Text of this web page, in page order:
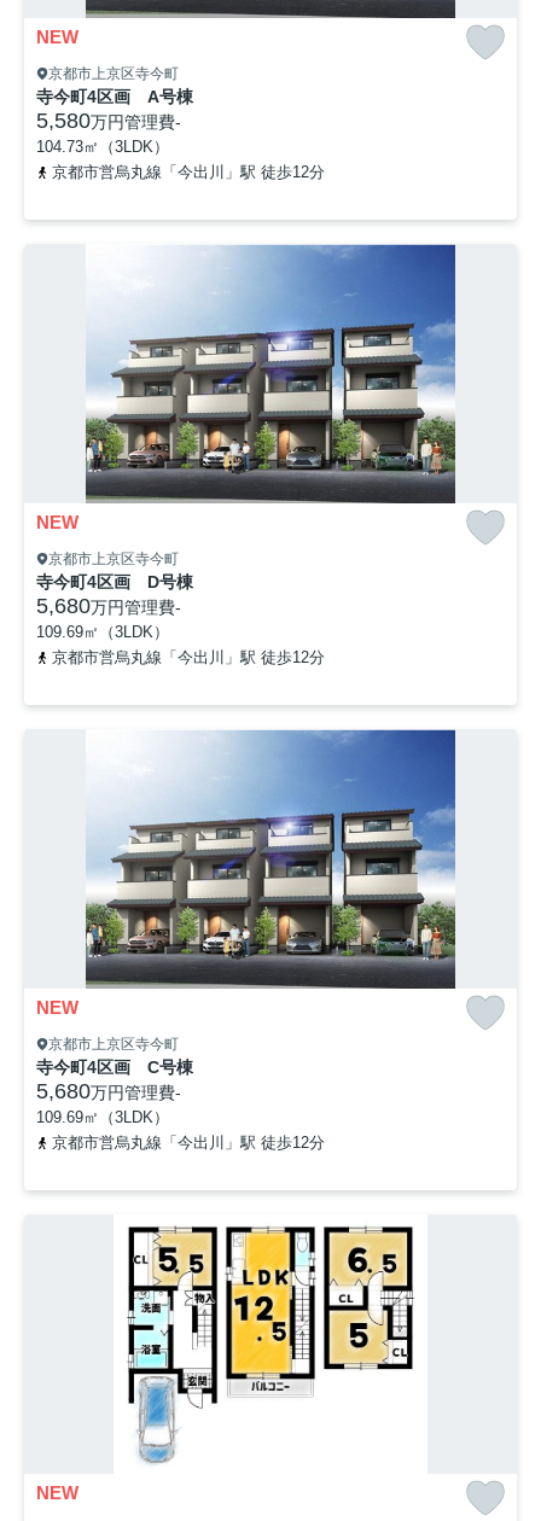
NEW
京都市上京区寺今町
寺今町4区画 A号棟
5,580万円管理費-
104.73㎡（3LDK）
京都市営烏丸線「今出川」駅 徒歩12分
NEW
京都市上京区寺今町
寺今町4区画 D号棟
5,680万円管理費-
109.69㎡（3LDK）
京都市営烏丸線「今出川」駅 徒歩12分
NEW
京都市上京区寺今町
寺今町4区画 C号棟
5,680万円管理費-
109.69㎡（3LDK）
京都市営烏丸線「今出川」駅 徒歩12分
NEW